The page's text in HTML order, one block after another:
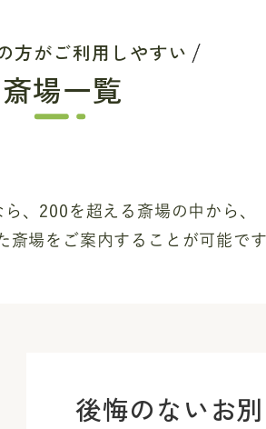
方がご利用しやすい
斎場一覧
、200を超える斎場の中から、
斎場を ご案内することが可能で
後悔のないお